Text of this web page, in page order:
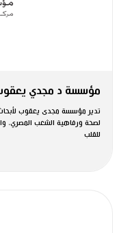
مؤسسة د مجدي
تدير مؤسسة مجدى يعقوب لأبحاث
لصحة ورفاهية الشعب المصري،
للقلب